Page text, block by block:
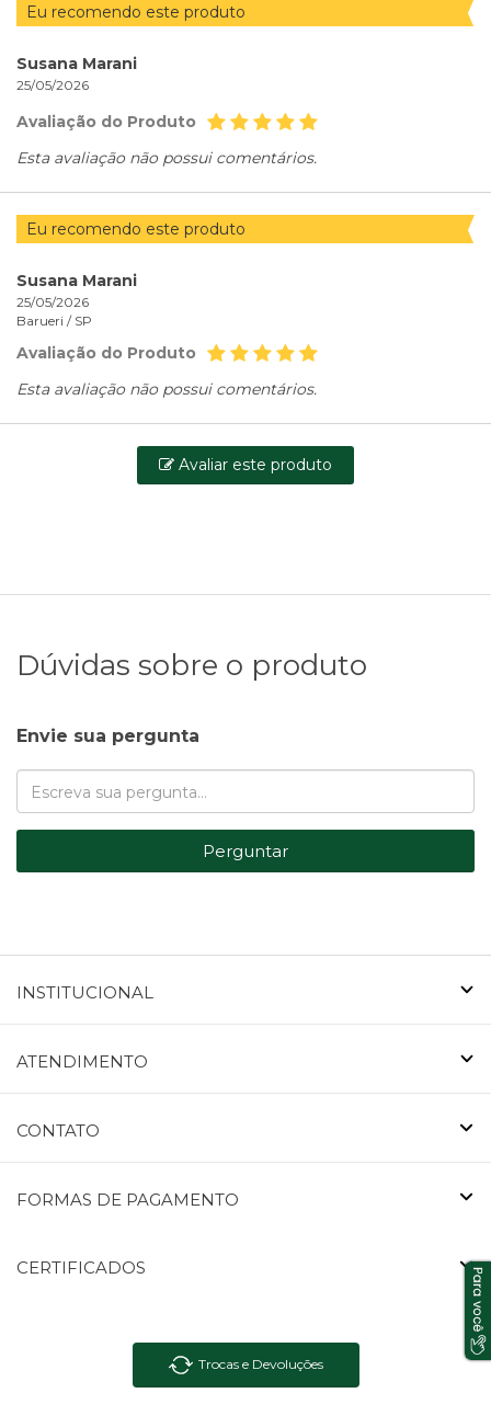
Eu recomendo este produto
Susana Marani
25/05/2026
Avaliação do Produto
Esta avaliação não possui comentários.
Eu recomendo este produto
Susana Marani
25/05/2026
Barueri / SP
Avaliação do Produto
Esta avaliação não possui comentários.
Avaliar este produto
Dúvidas sobre o produto
Envie sua pergunta
Perguntar
INSTITUCIONAL
ATENDIMENTO
CONTATO
FORMAS DE PAGAMENTO
CERTIFICADOS
Trocas e Devoluções